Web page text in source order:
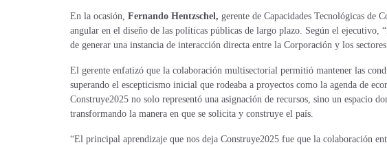
En la ocasión, Fernando Hentzschel, gerente de Capacidades Tecnológicas de
angular en el diseño de las políticas públicas de largo plazo. Según el ejecutivo,
de generar una instancia de interacción directa entre la Corporación y los
El gerente enfatizó que la colaboración multisectorial permitió mantener las
superando el escepticismo inicial que rodeaba a proyectos como la agenda de
Construye2025 no solo representó una asignación de recursos, sino un espacio
transformando la manera en que se solicita y construye el país.
“El principal aprendizaje que nos deja Construye2025 fue que la colaboración